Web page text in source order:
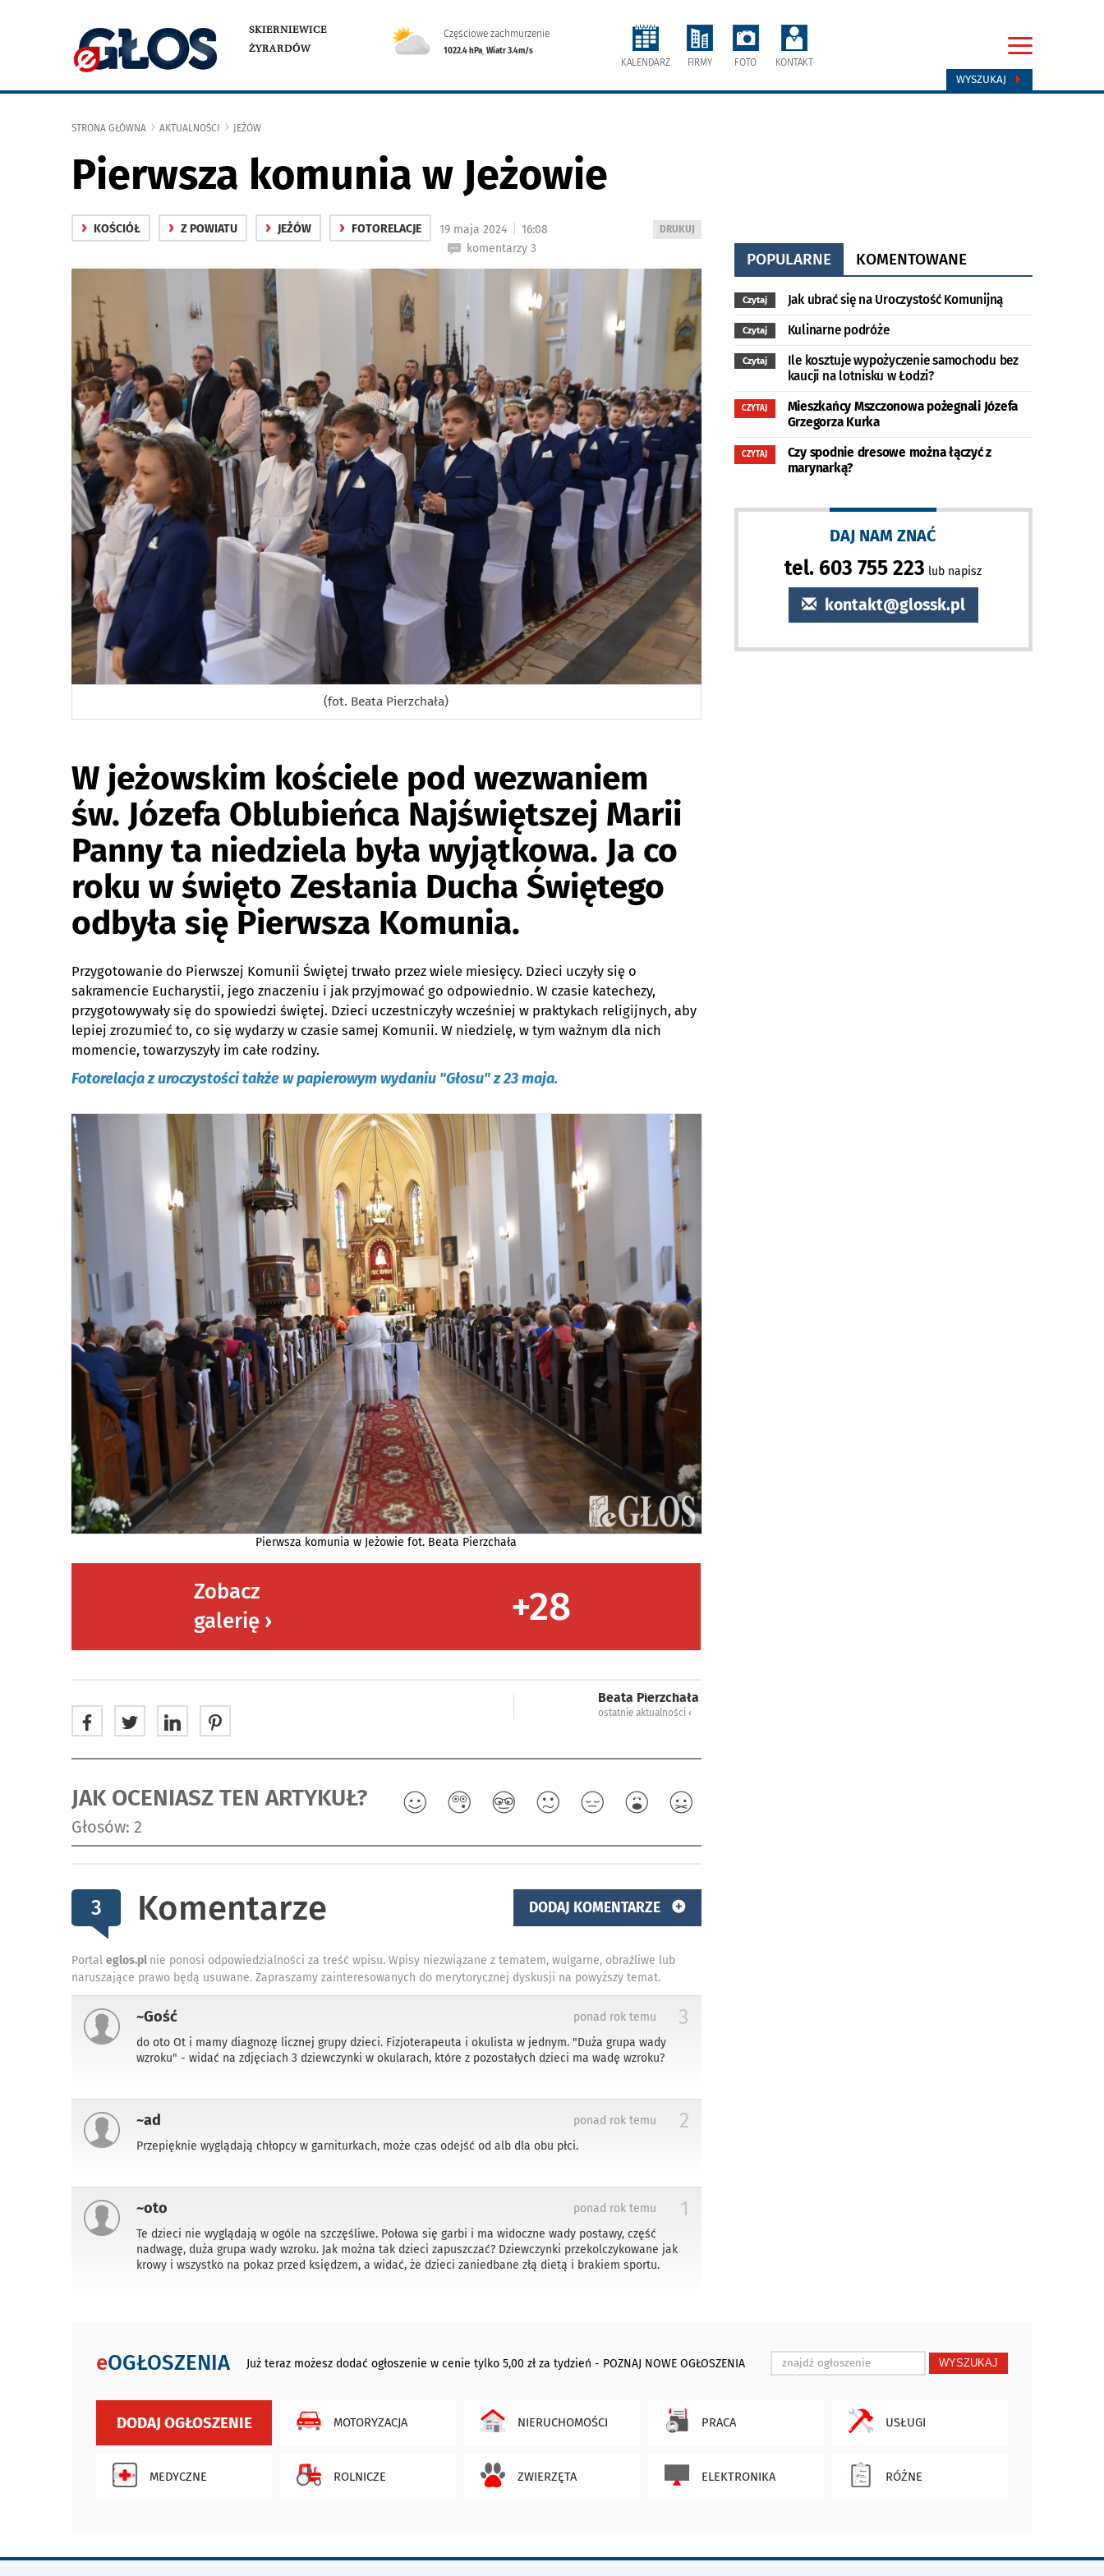
SKIERNIEWICE
ŻYRARDÓW
Częściowe zachmurzenie
1022.4 hPa,Wiatr 3.4m/s
KALENDARZ FIRMY FOTO KONTAKT
WYSZUKAJ
STRONA GŁÓWNA AKTUALNOŚCI JEŻÓW
Pierwsza komunia w Jeżowie
› KOŚCIÓŁ › Z POWIATU › JEŻÓW › FOTORELACJE
WYDRUKUJ
DRUKUJ
19 maja 2024
16:08
komentarzy 3
(fot. Beata Pierzchała)
W jeżowskim kościele pod wezwaniem
św. Józefa Oblubieńca Najświętszej Marii
Panny ta niedziela była wyjątkowa. Ja co
roku w święto Zesłania Ducha Świętego
odbyła się Pierwsza Komunia.
Przygotowanie do Pierwszej Komunii Świętej trwało przez wiele miesięcy. Dzieci uczyły się o
sakramencie Eucharystii, jego znaczeniu i jak przyjmować go odpowiednio. W czasie katechezy,
przygotowywały się do spowiedzi świętej. Dzieci uczestniczyły wcześniej w praktykach religijnych, aby
lepiej zrozumieć to, co się wydarzy w czasie samej Komunii. W niedzielę, w tym ważnym dla nich
momencie, towarzyszyły im całe rodziny.
Fotorelacja z uroczystości także w papierowym wydaniu "Głosu" z 23 maja.
Pierwsza komunia w Jeżowie fot. Beata Pierzchała
Zobacz
galerię ›
+28
Beata Pierzchała
ostatnie aktualności ‹
JAK OCENIASZ TEN ARTYKUŁ?
Głosów: 2
3 Komentarze DODAJ KOMENTARZE
Portal eglos.pl nie ponosi odpowiedzialności za treść wpisu. Wpisy niezwiązane z tematem, wulgarne, obraźliwe lub
naruszające prawo będą usuwane. Zapraszamy zainteresowanych do merytorycznej dyskusji na powyższy temat.
~Gość 3
ponad rok temu
do oto Ot i mamy diagnozę licznej grupy dzieci. Fizjoterapeuta i okulista w jednym. "Duża grupa wady
wzroku" - widać na zdjęciach 3 dziewczynki w okularach, które z pozostałych dzieci ma wadę wzroku?
~ad 2
ponad rok temu
Przepięknie wyglądają chłopcy w garniturkach, może czas odejść od alb dla obu płci.
~oto 1
ponad rok temu
Te dzieci nie wyglądają w ogóle na szczęśliwe. Połowa się garbi i ma widoczne wady postawy, część
nadwagę, duża grupa wady wzroku. Jak można tak dzieci zapuszczać? Dziewczynki przekolczykowane jak
krowy i wszystko na pokaz przed księdzem, a widać, że dzieci zaniedbane złą dietą i brakiem sportu.
POPULARNE KOMENTOWANE
Czytaj Jak ubrać się na Uroczystość Komunijną
Czytaj Kulinarne podróże
Czytaj
Ile kosztuje wypożyczenie samochodu bez
kaucji na lotnisku w Łodzi?
CZYTAJ
Mieszkańcy Mszczonowa pożegnali Józefa
Grzegorza Kurka
CZYTAJ
Czy spodnie dresowe można łączyć z
marynarką?
DAJ NAM ZNAĆ
tel. 603 755 223 lub napisz
kontakt@glossk.pl
eOGŁOSZENIA Już teraz możesz dodać ogłoszenie w cenie tylko 5,00 zł za tydzień - POZNAJ NOWE OGŁOSZENIA WYSZUKAJ
DODAJ OGŁOSZENIE MOTORYZACJA NIERUCHOMOŚCI PRACA USŁUGI
MEDYCZNE ROLNICZE ZWIERZĘTA ELEKTRONIKA RÓŻNE